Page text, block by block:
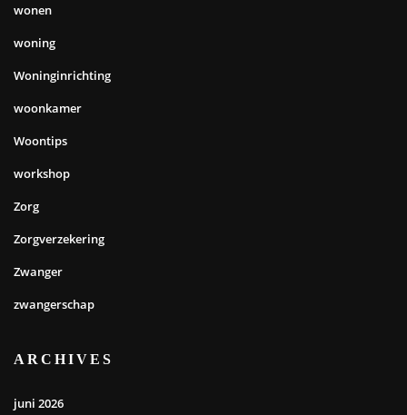
wonen
woning
Woninginrichting
woonkamer
Woontips
workshop
Zorg
Zorgverzekering
Zwanger
zwangerschap
ARCHIVES
juni 2026